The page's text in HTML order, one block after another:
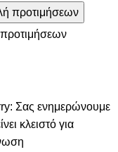
προτιμήσεων
Σας ενημερώνουμε
κλειστό για